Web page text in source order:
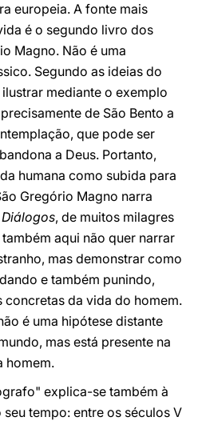
europeia. A fonte mais
é o segundo livro dos
Magno. Não é uma
Segundo as ideias do
mediante o exemplo
de São Bento a
que pode ser
a Deus. Portanto,
humana como subida para
Gregório Magno narra
Diálogos, de muitos milagres
aqui não quer narrar
mas demonstrar como
e também punindo,
concretas da vida do homem.
é uma hipótese distante
mas está presente na
homem.
explica-se também à
tempo: entre os séculos V